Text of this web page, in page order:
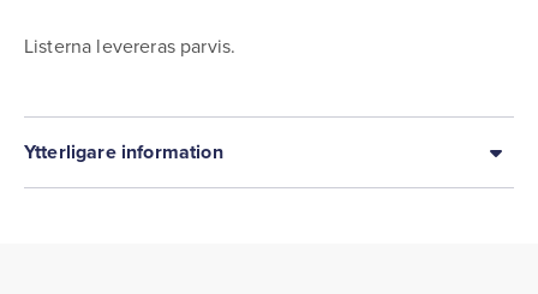
Listerna levereras parvis.
Ytterligare information